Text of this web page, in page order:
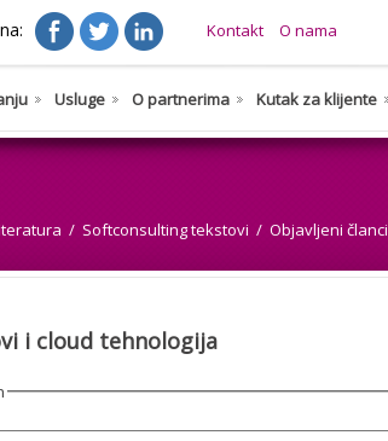
Kontakt O nama
Usluge O partnerima Kutak za klijente
Softconsulting tekstovi Objavljeni članci
i cloud tehnologija